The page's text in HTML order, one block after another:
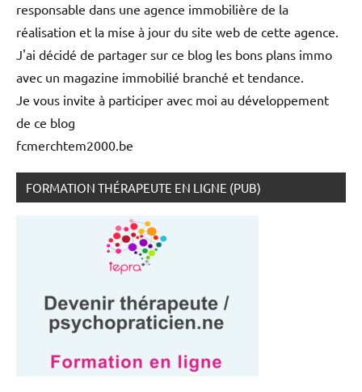
responsable dans une agence immobilière de la
réalisation et la mise à jour du site web de cette agence.
J'ai décidé de partager sur ce blog les bons plans immo
avec un magazine immobilié branché et tendance.
Je vous invite à participer avec moi au développement
de ce blog
fcmerchtem2000.be
FORMATION THÉRAPEUTE EN LIGNE (PUB)